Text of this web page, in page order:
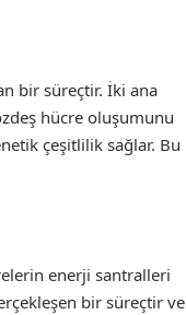
bir süreçtir. İki ana
hücre oluşumunu
çeşitlilik sağlar. Bu
enerji santralleri
bir süreçtir ve